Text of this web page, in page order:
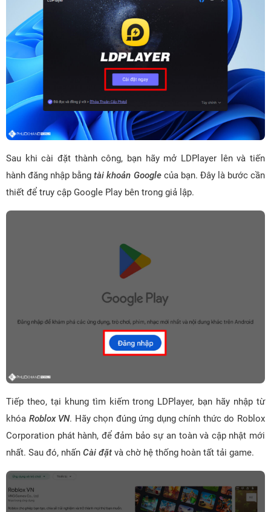
Sau khi cài đặt thành công, bạn hãy mở LDPlayer lên và tiến
hành đăng nhập bằngtài khoản Googlecủa bạn. Đây là bước cần
thiết để truy cập Google Play bên trong giả lập.
Tiếp theo, tại khung tìm kiếm trong LDPlayer, bạn hãy nhập từ
khóa Roblox VN. Hãy chọn đúng ứng dụng chính thức do Roblox
Corporation phát hành, để đảm bảo sự an toàn và cập nhật mới
nhất. Sau đó, nhấn Cài đặt và chờ hệ thống hoàn tất tải game.